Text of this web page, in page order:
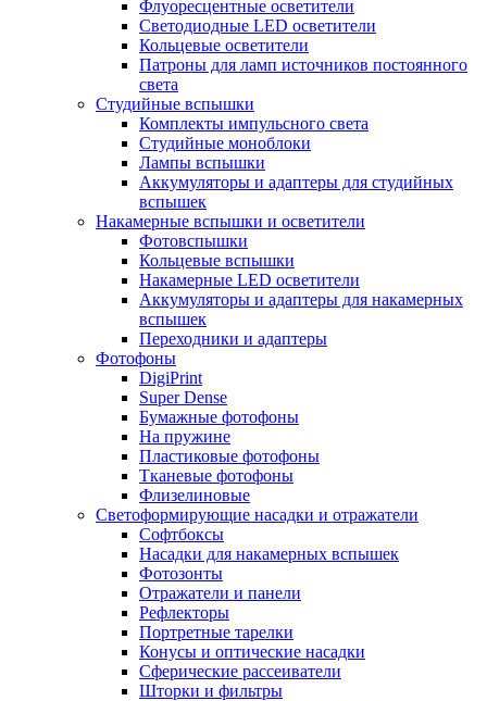
Флуоресцентные осветители
Светодиодные LED осветители
Кольцевые осветители
Патроны для ламп источников постоянного
света
Студийные вспышки
Комплекты импульсного света
Студийные моноблоки
Лампы вспышки
Аккумуляторы и адаптеры для студийных
вспышек
Накамерные вспышки и осветители
Фотовспышки
Кольцевые вспышки
Накамерные LED осветители
Аккумуляторы и адаптеры для накамерных
вспышек
Переходники и адаптеры
Фотофоны
DigiPrint
Super Dense
Бумажные фотофоны
На пружине
Пластиковые фотофоны
Тканевые фотофоны
Флизелиновые
Светоформирующие насадки и отражатели
Софтбоксы
Насадки для накамерных вспышек
Фотозонты
Отражатели и панели
Рефлекторы
Портретные тарелки
Конусы и оптические насадки
Сферические рассеиватели
Шторки и фильтры